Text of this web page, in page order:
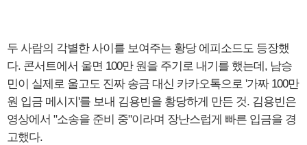
두 사람의 각별한 사이를 보여주는 황당 에피소드도 등장했
다. 콘서트에서 울면 100만 원을 주기로 내기를 했는데, 남승
민이 실제로 울고도 진짜 송금 대신 카카오톡으로 '가짜 100만
원 입금 메시지'를 보내 김용빈을 황당하게 만든 것. 김용빈은
영상에서 "소송을 준비 중"이라며 장난스럽게 빠른 입금을 경
고했다.